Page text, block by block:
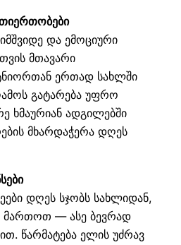
და ემოციური
მთავარი
ერთად სახლში
გატარება უფრო
ხმაურიან ადგილებში
მხარდაჭერა დღეს
დღეს სჯობს სახლიდან,
მართოთ — ასე ბევრად
წარმატება ელის უძრავ